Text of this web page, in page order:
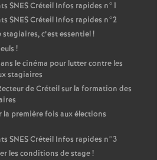
SNESCréteil Infos rapides n°1
SNESCréteil Infos rapides n°2
c’est essentiel!
!
le cinéma pour lutter contre les
stagiaires
de Créteil sur la formation des
première fois aux élections
SNESCréteil Infos rapides n°3
les conditions de stage!